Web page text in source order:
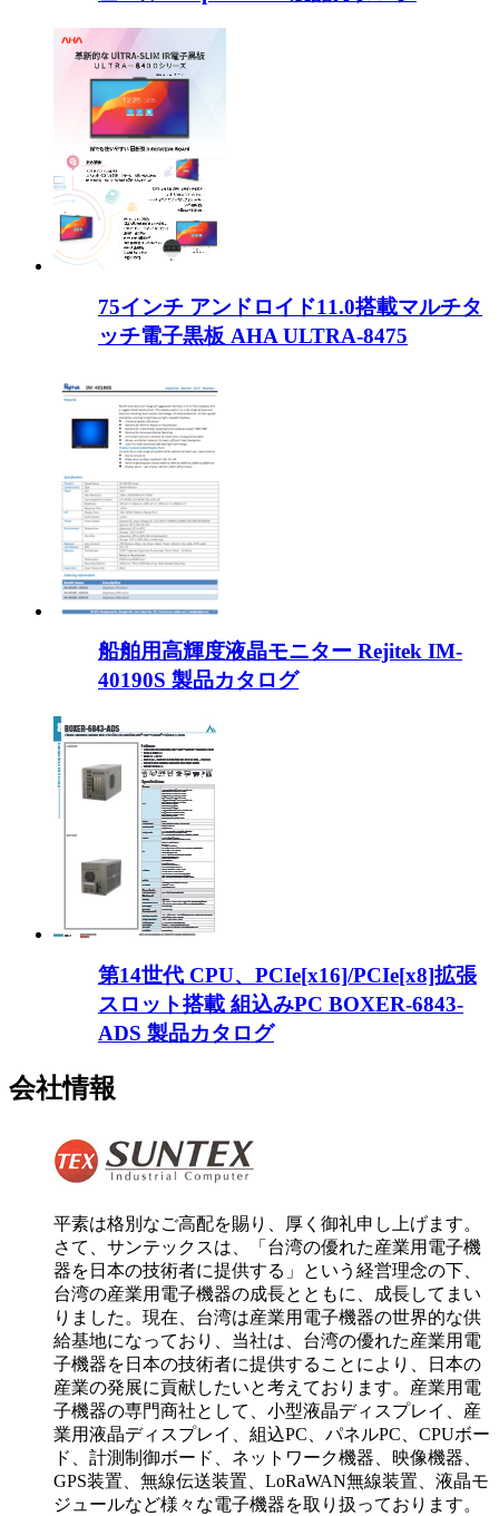
75インチ アンドロイド11.0搭載マルチタ
ッチ電子黒板 AHA ULTRA-8475
船舶用高輝度液晶モニター Rejitek IM-
40190S 製品カタログ
第14世代 CPU、PCIe[x16]/PCIe[x8]拡張
スロット搭載 組込みPC BOXER-6843-
ADS 製品カタログ
会社情報
平素は格別なご高配を賜り、厚く御礼申し上げます。
さて、サンテックスは、「台湾の優れた産業用電子機
器を日本の技術者に提供する」という経営理念の下、
台湾の産業用電子機器の成長とともに、成長してまい
りました。現在、台湾は産業用電子機器の世界的な供
給基地になっており、当社は、台湾の優れた産業用電
子機器を日本の技術者に提供することにより、日本の
産業の発展に貢献したいと考えております。産業用電
子機器の専門商社として、小型液晶ディスプレイ、産
業用液晶ディスプレイ、組込PC、パネルPC、CPUボー
ド、計測制御ボード、ネットワーク機器、映像機器、
GPS装置、無線伝送装置、LoRaWAN無線装置、液晶モ
ジュールなど様々な電子機器を取り扱っております。